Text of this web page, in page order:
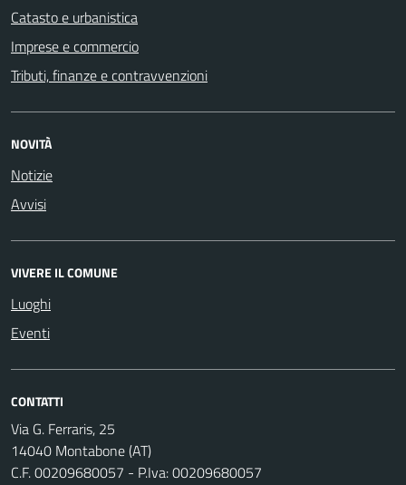
Catasto e urbanistica
Imprese e commercio
Tributi, finanze e contravvenzioni
NOVITÀ
Notizie
Avvisi
VIVERE IL COMUNE
Luoghi
Eventi
CONTATTI
Via G. Ferraris, 25
14040 Montabone (AT)
C.F. 00209680057 - P.Iva: 00209680057